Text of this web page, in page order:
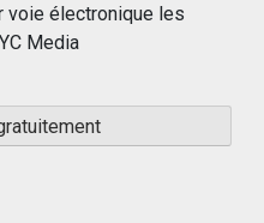
voie électronique les
Media